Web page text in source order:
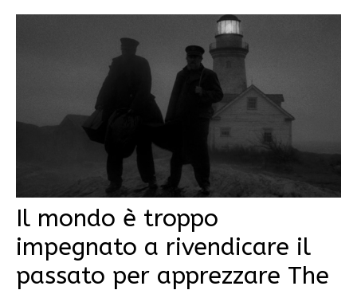
Il mondo è troppo
impegnato a rivendicare il
passato per apprezzare The